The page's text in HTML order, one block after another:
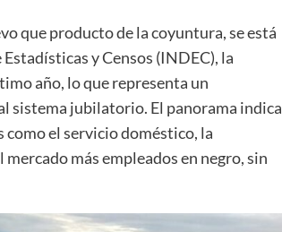
que producto de la coyuntura, se está
y Censos (INDEC), la
año, lo que representa un
sistema jubilatorio. El panorama indica
como el servicio doméstico, la
más empleados en negro, sin